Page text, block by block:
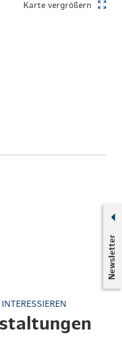
Newsletter
Karte vergrößern